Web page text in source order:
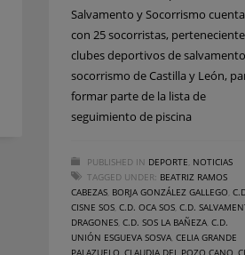
Salvamento y Socorrismo cuenta
con 25 socorristas,
clubes deportivos de
socorrismo de Castilla y León,
formar parte de la lista de
seguimiento de piscina
PUBLISHED IN DEPORTE, NOTICIAS
TAGGED UNDER: BEATRIZ RAMOS
CABEZAS, BORJA GONZÁLEZ GALLEGO,
CISNE SOS, C.D. OCA SOS, C.D.
DRAGONES, C.D. SOS LA BAÑEZA, C.D.
UNIÓN ESGUEVA SOSVA, CELIA GRANDE